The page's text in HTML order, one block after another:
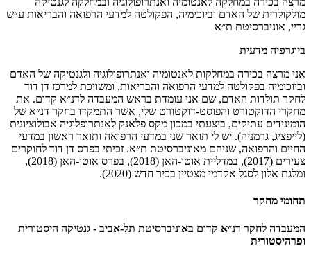
מולקולרית של האדם וביוכימיה, הפקולטה למדעי הרפואה והבריאות ע״ש
גריי, אוניברסיטת ת״א
ביוגרפיה מדעית
אני מרצה בכירה במחלקות לאנטומיה ואנתרופולוגיה ולגנטיקה של האדם
וביוכימיה בפקולטה למדעי הרפואה והבריאות, ומשויכת למרכז דן דוד
לחקר תולדות האדם, שם אני עומדת בראש המעבדה לדנ״א קדום. את
מחקרי הדוקטורט והפוסט-דוקטורט שלי, אשר התמקדו בחקר דנ״א של
הומינידים עתיקים, ביצעתי במכון מקס פלאנק לאנתרופלוגיה אבולוציונית
(לייפציג, גרמניה). יש לי תואר שני במדעי הרפואה ותואר ראשון במדעי
החיים והרפואה, שניהם מאוניברסיטת ת״א. זכיתי בפרס דן דוד לחוקרים
צעירים (2017), במדליית אוטו-האן (2018), בפרס אוטו-האן (2018),
ומלגת אלון לסגל אקדמי מצטיין בכיר חדש (2020).
תחומי מחקר
המעבדה לחקר דנ״א קדום באוניברסיטת תל-אביב - גנטיקה היסטורית
ופרהיסטורית